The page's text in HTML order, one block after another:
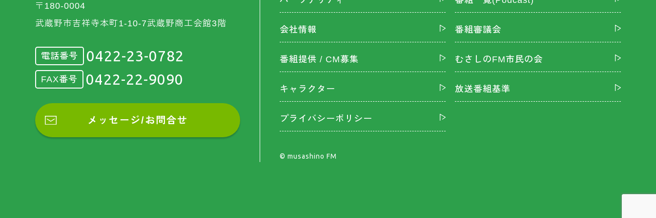
〒180-0004
武蔵野市吉祥寺本町1-10-7武蔵野商工会館3階
電話番号 0422-23-0782
FAX番号 0422-22-9090
メッセージ/お問合せ
会社情報 番組審議会
番組提供 / CM募集 むさしのFM市民の会
キャラクター 放送番組基準
プライバシーポリシー
©︎ musashino FM